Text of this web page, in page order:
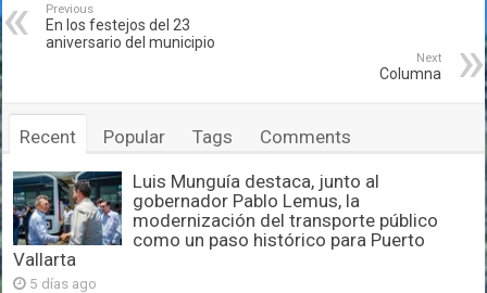
Previous
En los festejos del 23
aniversario del municipio
Next
Columna
Recent Popular Tags Comments
Luis Munguía destaca, junto al
gobernador Pablo Lemus, la
modernización del transporte público
como un paso histórico para Puerto
Vallarta
5 días ago